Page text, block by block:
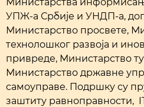
УПЖ-а Србије и УНДП-а,
Министарство просвете,
технолошког развоја и
привреде, Министарство
Министарство државне
самоуправе. Подршку су
заштиту равноправности,